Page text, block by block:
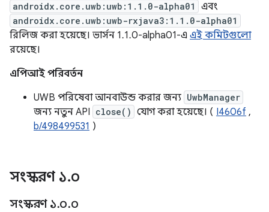
androidx.core.uwb:uwb:1.1.0-alpha01 এবং
androidx.core.uwb:uwb-rxjava3:1.1.0-alpha01
রিলিজ করা হয়েছে। ভার্সন 1.1.0-alpha01-এ এই কমিটগুলো
রয়েছে।
এপিআই পরিবর্তন
UWB পরিষেবা আনবাউন্ড করার জন্য UwbManager
জন্য নতুন API close() যোগ করা হয়েছে। ( I4606f ,
b/498499531 )
সংস্করণ ১.০
সংস্করণ ১.০.০